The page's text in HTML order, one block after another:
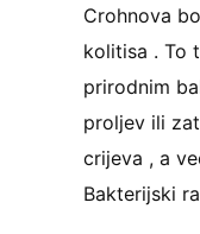
Crohnova
kolitisa . To
prirodnim
proljev ili
crijeva , a
Bakterijski